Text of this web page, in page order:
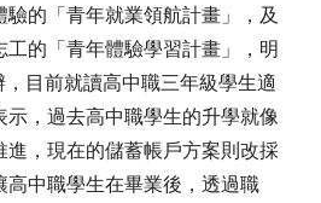
的「青年就業領航計畫」，及
的「青年體驗學習計畫」，明
目前就讀高中職三年級學生適
，過去高中職學生的升學就像
進，現在的儲蓄帳戶方案則改採
高中職學生在畢業後，透過職